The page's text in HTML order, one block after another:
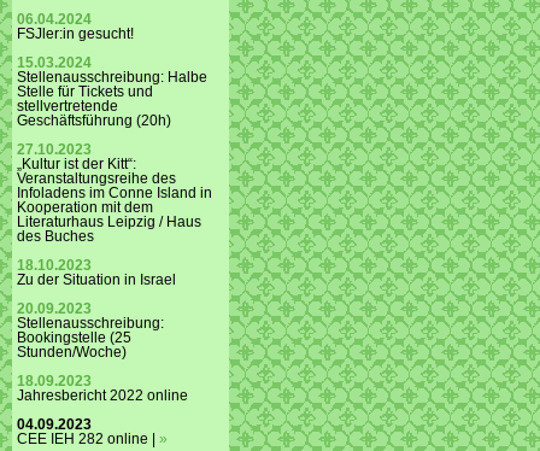
06.04.2024
FSJler:in gesucht!
15.03.2024
Stellenausschreibung: Halbe
Stelle für Tickets und
stellvertretende
Geschäftsführung (20h)
27.10.2023
„Kultur ist der Kitt“:
Veranstaltungsreihe des
Infoladens im Conne Island in
Kooperation mit dem
Literaturhaus Leipzig / Haus
des Buches
18.10.2023
Zu der Situation in Israel
20.09.2023
Stellenausschreibung:
Bookingstelle (25
Stunden/Woche)
18.09.2023
Jahresbericht 2022 online
04.09.2023
CEE IEH 282 online | »